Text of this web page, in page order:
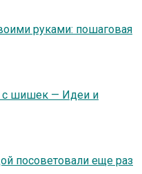
руками: пошаговая
с шишек — Идеи и
посоветовали еще раз